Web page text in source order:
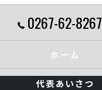
0267-62-8267
ホーム
代表あいさつ